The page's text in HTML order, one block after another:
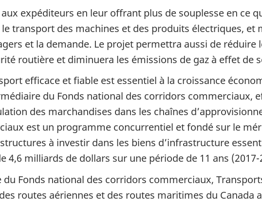
expéditeurs en leur offrant plus de souplesse en ce
transport des machines et des produits électriques, et
et la demande. Le projet permettra aussi de réduire
routière et diminuera les émissions de gaz à effet de
efficace et fiable est essentiel à la croissance
du Fonds national des corridors commerciaux,
des marchandises dans les chaînes
est un programme concurrentiel et fondé sur le
à investir dans les biens d’infrastructure
4,6 milliards de dollars sur une période de 11 ans
du Fonds national des corridors commerciaux,
routes aériennes et des routes maritimes du